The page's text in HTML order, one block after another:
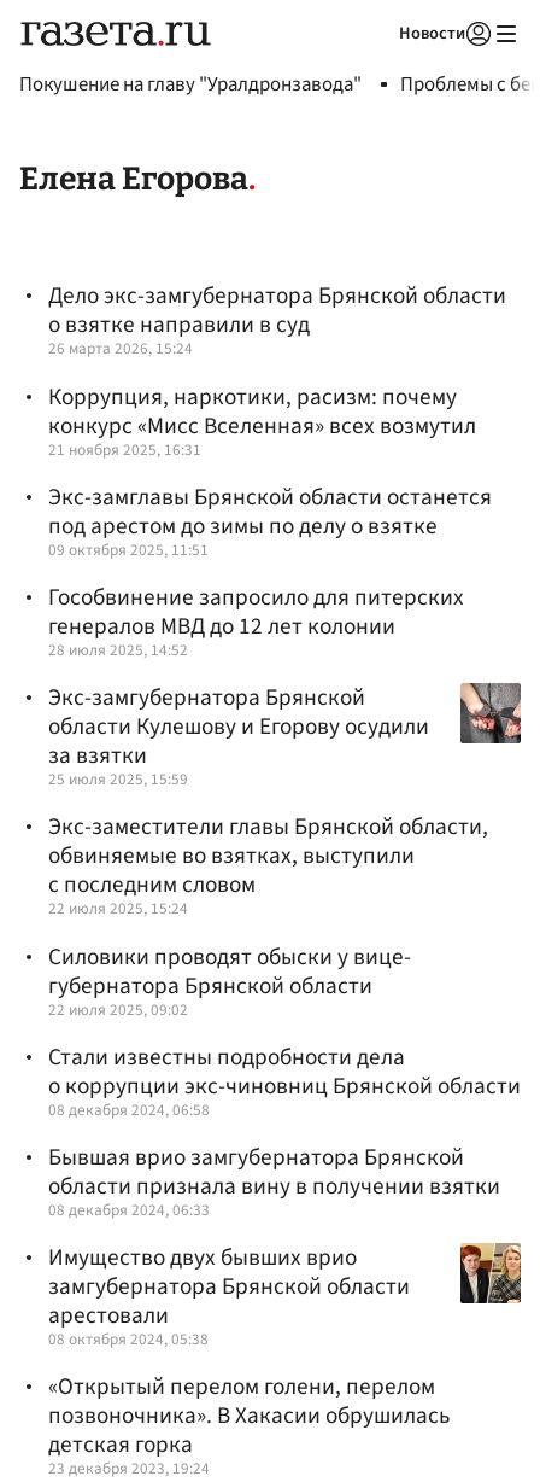
Новости
Покушение на главу "Уралдронзавода" Проблемы с
Елена Егорова
Дело экс-замгубернатора Брянской области
о взятке направили в суд
26 марта 2026, 15:24
Коррупция, наркотики, расизм: почему
конкурс «Мисс Вселенная» всех возмутил
21 ноября 2025, 16:31
Экс-замглавы Брянской области останется
под арестом до зимы по делу о взятке
09 октября 2025, 11:51
Гособвинение запросило для питерских
генералов МВД до 12 лет колонии
28 июля 2025, 14:52
Экс-замгубернатора Брянской
области Кулешову и Егорову осудили
за взятки
25 июля 2025, 15:59
Экс-заместители главы Брянской области,
обвиняемые во взятках, выступили
с последним словом
22 июля 2025, 15:24
Силовики проводят обыски у вице-
губернатора Брянской области
22 июля 2025, 09:02
Стали известны подробности дела
о коррупции экс-чиновниц Брянской области
08 декабря 2024, 06:58
Бывшая врио замгубернатора Брянской
области признала вину в получении взятки
08 декабря 2024, 06:33
Имущество двух бывших врио
замгубернатора Брянской области
арестовали
08 октября 2024, 05:38
«Открытый перелом голени, перелом
позвоночника». В Хакасии обрушилась
детская горка
23 декабря 2023, 19:24